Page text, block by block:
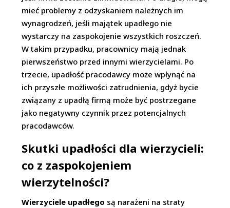
mieć problemy z odzyskaniem należnych im
wynagrodzeń, jeśli majątek upadłego nie
wystarczy na zaspokojenie wszystkich roszczeń.
W takim przypadku, pracownicy mają jednak
pierwszeństwo przed innymi wierzycielami. Po
trzecie, upadłość pracodawcy może wpłynąć na
ich przyszłe możliwości zatrudnienia, gdyż bycie
związany z upadłą firmą może być postrzegane
jako negatywny czynnik przez potencjalnych
pracodawców.
Skutki upadłości dla wierzycieli:
co z zaspokojeniem
wierzytelności?
Wierzyciele upadłego są narażeni na straty